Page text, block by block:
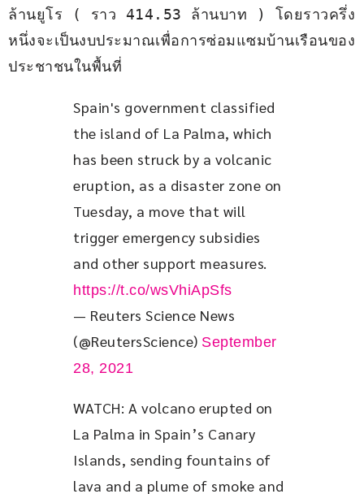
ล้านยูโร ( ราว 414.53 ล้านบาท ) โดยราวครึ่ง
หนึ่งจะเป็นงบประมาณเพื่อการซ่อมแซมบ้านเรือนของ
ประชาชนในพื้นที่
Spain's government classified
the island of La Palma, which
has been struck by a volcanic
eruption, as a disaster zone on
Tuesday, a move that will
trigger emergency subsidies
and other support measures.
https://t.co/wsVhiApSfs
— Reuters Science News
(@ReutersScience) September
28, 2021
WATCH: A volcano erupted on
La Palma in Spain’s Canary
Islands, sending fountains of
lava and a plume of smoke and